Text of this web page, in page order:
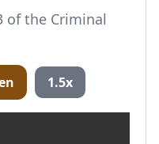
of the Criminal
1.5x